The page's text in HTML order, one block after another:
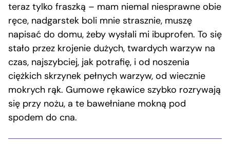
teraz tylko fraszką – mam niemal niesprawne obie
ręce, nadgarstek boli mnie strasznie, muszę
napisać do domu, żeby wysłali mi ibuprofen. To się
stało przez krojenie dużych, twardych warzyw na
czas, najszybciej, jak potrafię, i od noszenia
ciężkich skrzynek pełnych warzyw, od wiecznie
mokrych rąk. Gumowe rękawice szybko rozrywają
się przy nożu, a te bawełniane mokną pod
spodem do cna.